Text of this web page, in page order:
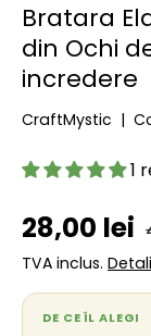
Bratara
din Ochi
incredere
CraftMystic |
1
Preț de
28,00 lei
TVA inclus.
DE CE ÎL ALEGI